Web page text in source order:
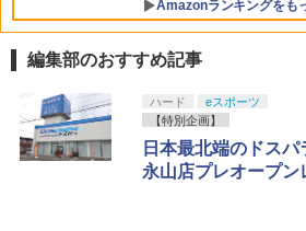
￥8,100
Amazonランキングをも
PlayStation 5 デ
日本語専用
ese only (CFI-
￥55,000
【純正品】Xbox
ラー + USB-C® ケ
￥8,300
劇場版「鬼滅の刃
窩座再来 通常版
￥3,982
編集部のおすすめ記事
ハード
eスポーツ
【特別企画】
日本最北端のドス
永山店プレオープン